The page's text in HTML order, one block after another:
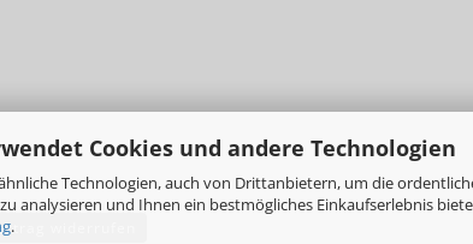
Cookies und andere Technologien
Technologien, auch von Drittanbietern, um die
analysieren und Ihnen ein bestmögliches Einkaufserlebnis
. widerrufen